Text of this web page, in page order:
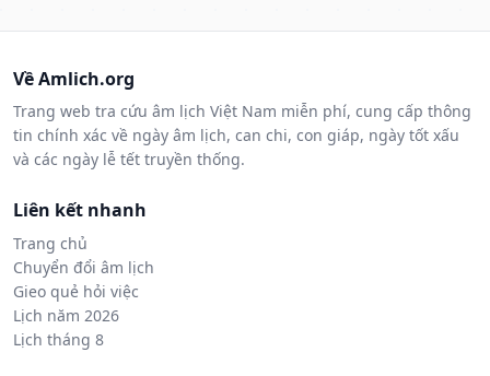
Về Amlich.org
Trang web tra cứu âm lịch Việt Nam miễn phí, cung cấp thông
tin chính xác về ngày âm lịch, can chi, con giáp, ngày tốt xấu
và các ngày lễ tết truyền thống.
Liên kết nhanh
Trang chủ
Chuyển đổi âm lịch
Gieo quẻ hỏi việc
Lịch năm 2026
Lịch tháng 8